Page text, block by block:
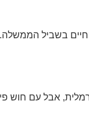
בשביל
אבל עם חוש